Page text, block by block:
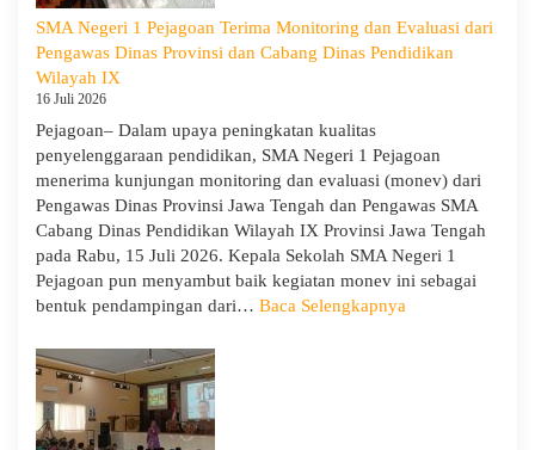
dan
Kepedulian
Lingkungan
SMA Negeri 1 Pejagoan Terima Monitoring dan Evaluasi dari
Pengawas Dinas Provinsi dan Cabang Dinas Pendidikan
Wilayah IX
16 Juli 2026
Pejagoan– Dalam upaya peningkatan kualitas
penyelenggaraan pendidikan, SMA Negeri 1 Pejagoan
menerima kunjungan monitoring dan evaluasi (monev) dari
Pengawas Dinas Provinsi Jawa Tengah dan Pengawas SMA
Cabang Dinas Pendidikan Wilayah IX Provinsi Jawa Tengah
pada Rabu, 15 Juli 2026. Kepala Sekolah SMA Negeri 1
Pejagoan pun menyambut baik kegiatan monev ini sebagai
bentuk pendampingan dari… Baca Selengkapnya